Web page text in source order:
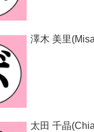
澤木 美里
太田 千晶